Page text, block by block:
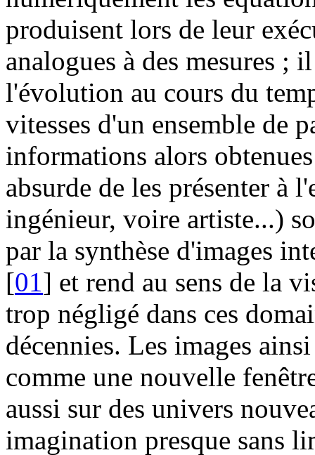
produisent lors de leur
analogues à des mesures ;
l'évolution au cours du
vitesses d'un ensemble de
informations alors
absurde de les présenter à
ingénieur, voire artiste...)
par la synthèse d'images
[01 ] et rend au sens de la
trop négligé dans ces
décennies. Les images
comme une nouvelle
aussi sur des univers
imagination presque sans